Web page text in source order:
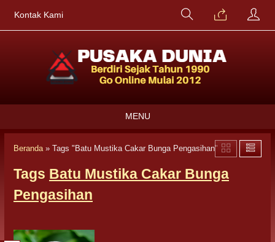
Kontak Kami
MENU
Beranda» Tags "Batu Mustika Cakar Bunga Pengasihan"
Tags Batu Mustika Cakar Bunga
Pengasihan